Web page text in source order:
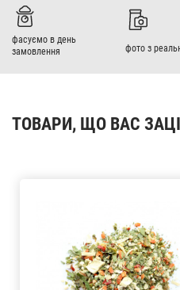
фасуємо в день
замовлення
фото з
ТОВАРИ, ЩО ВАС